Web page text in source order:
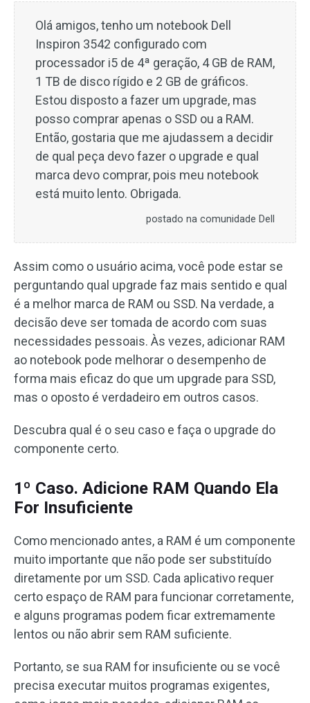
Olá amigos, tenho um notebook Dell
Inspiron 3542 configurado com
processador i5 de 4ª geração, 4 GB de RAM,
1 TB de disco rígido e 2 GB de gráficos.
Estou disposto a fazer um upgrade, mas
posso comprar apenas o SSD ou a RAM.
Então, gostaria que me ajudassem a decidir
de qual peça devo fazer o upgrade e qual
marca devo comprar, pois meu notebook
está muito lento. Obrigada.
postado na comunidade Dell
Assim como o usuário acima, você pode estar se
perguntando qual upgrade faz mais sentido e qual
é a melhor marca de RAM ou SSD. Na verdade, a
decisão deve ser tomada de acordo com suas
necessidades pessoais. Às vezes, adicionar RAM
ao notebook pode melhorar o desempenho de
forma mais eficaz do que um upgrade para SSD,
mas o oposto é verdadeiro em outros casos.
Descubra qual é o seu caso e faça o upgrade do
componente certo.
1º Caso. Adicione RAM Quando Ela
For Insuficiente
Como mencionado antes, a RAM é um componente
muito importante que não pode ser substituído
diretamente por um SSD. Cada aplicativo requer
certo espaço de RAM para funcionar corretamente,
e alguns programas podem ficar extremamente
lentos ou não abrir sem RAM suficiente.
Portanto, se sua RAM for insuficiente ou se você
precisa executar muitos programas exigentes,